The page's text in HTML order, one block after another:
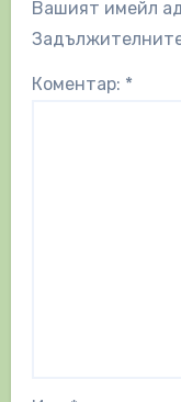
Вашият имейл
Коментар: *